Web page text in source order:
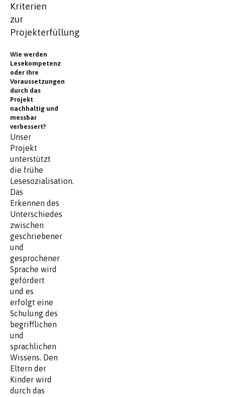
Kriterien
zur
Projekterfüllung
Wie werden
Lesekompetenz
oder ihre
Voraussetzungen
durch das
Projekt
nachhaltig und
messbar
verbessert?
Unser
Projekt
unterstützt
die frühe
Lesesozialisation.
Das
Erkennen des
Unterschiedes
zwischen
geschriebener
und
gesprochener
Sprache wird
gefördert
und es
erfolgt eine
Schulung des
begrifflichen
und
sprachlichen
Wissens. Den
Eltern der
Kinder wird
durch das